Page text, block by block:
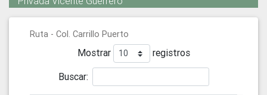
Ruta - Col. Carrillo Puerto
Mostrar
registros
Buscar: